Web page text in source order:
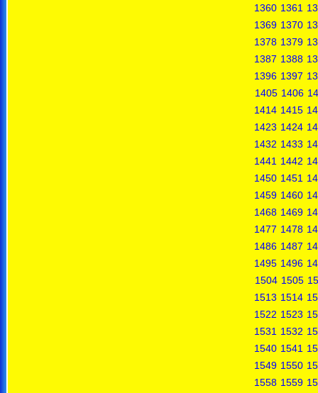
1360 1361
1369 1370
1378 1379
1387 1388
1396 1397
1405 1406
1414 1415
1423 1424
1432 1433
1441 1442
1450 1451
1459 1460
1468 1469
1477 1478
1486 1487
1495 1496
1504 1505
1513 1514
1522 1523
1531 1532
1540 1541
1549 1550
1558 1559